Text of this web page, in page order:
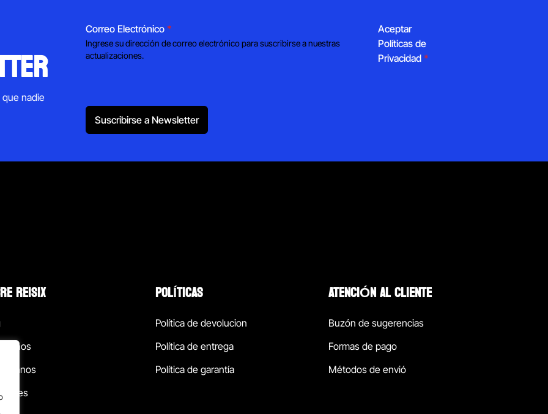
nadie
Correo Electrónico *
Ingrese su dirección de correo electrónico para suscribirse a nuestras
actualizaciones.
Aceptar
Políticas de
Privacidad *
Suscribirse a Newsletter
REISIX POLÍTICAS
Política de devolucion
Política de entrega
Política de garantía
ATENCIÓN AL CLIENTE
Buzón de sugerencias
Formas de pago
Métodos de envió